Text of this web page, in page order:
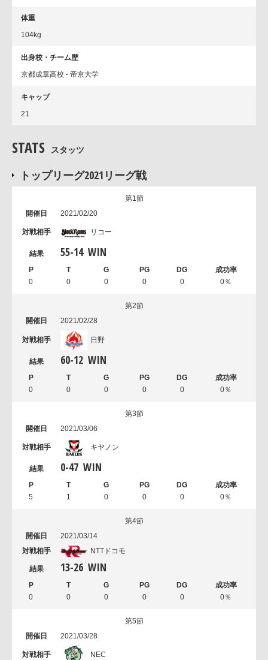
体重
104kg
出身校・チーム歴
京都成章高校 - 帝京大学
キャップ
21
STATS スタッツ
トップリーグ2021リーグ戦
第1節
2021/02/20
リコー
55-14 WIN
0 0 0 0 0 0％
第2節
2021/02/28
日野
60-12 WIN
0 0 0 0 0 0％
第3節
2021/03/06
キヤノン
0-47 WIN
5 1 0 0 0 0％
第4節
2021/03/14
NTTドコモ
13-26 WIN
0 0 0 0 0 0％
第5節
2021/03/28
NEC